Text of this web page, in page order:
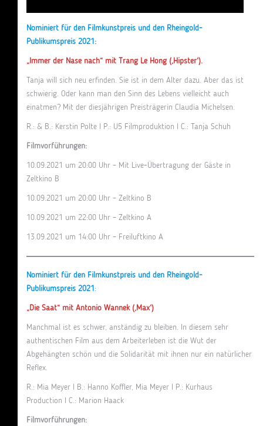
Nominiert für den Filmkunstpreis und den Rheingold-
Publikumspreis 2021:
„Immer der Nase nach“ mit Trang Le Hong (‚Hipster‘).
Tanja will sich neu erfinden. Sie ist in dem Alter dazu. Aber das ist
schwierig. Oder kann man den Sinn des Lebens vielleicht auch
einatmen? Mit der diesjährigen Preisträgerin Claudia Michelsen.
R.: & B.: Kerstin Polte I P.: U5 Filmproduktion I C.: Tanja Schuh
Filmvorführungen:
10.09.2021 um 20:00 Uhr – Mit Live-Übertragung der Gäste in
Zeltkino B
10.09.2021 um 20:00 Uhr – Zeltkino B
10.09.2021 um 22:00 Uhr – Zeltkino A
13.09.2021 um 14:00 Uhr – Freiluftkino A
Nominiert für den Filmkunstpreis und den Rheingold-
Publikumspreis 2021:
„Die Saat“ mit Antonio Wannek (‚Max‘)
Manchmal ist es schwer, anständig zu bleiben. In diesem sehr
authentischen Film aus dem Arbeiterleben ist die Wut der
Abgehängten schön und die Solidarität mit ihnen nur ein natürlicher
Reflex.
R.: Mia Meyer I B.: Hanno Koffler, Mia Meyer I P.: Kurhaus
Production I C.: Marion Haack
Filmvorführungen: